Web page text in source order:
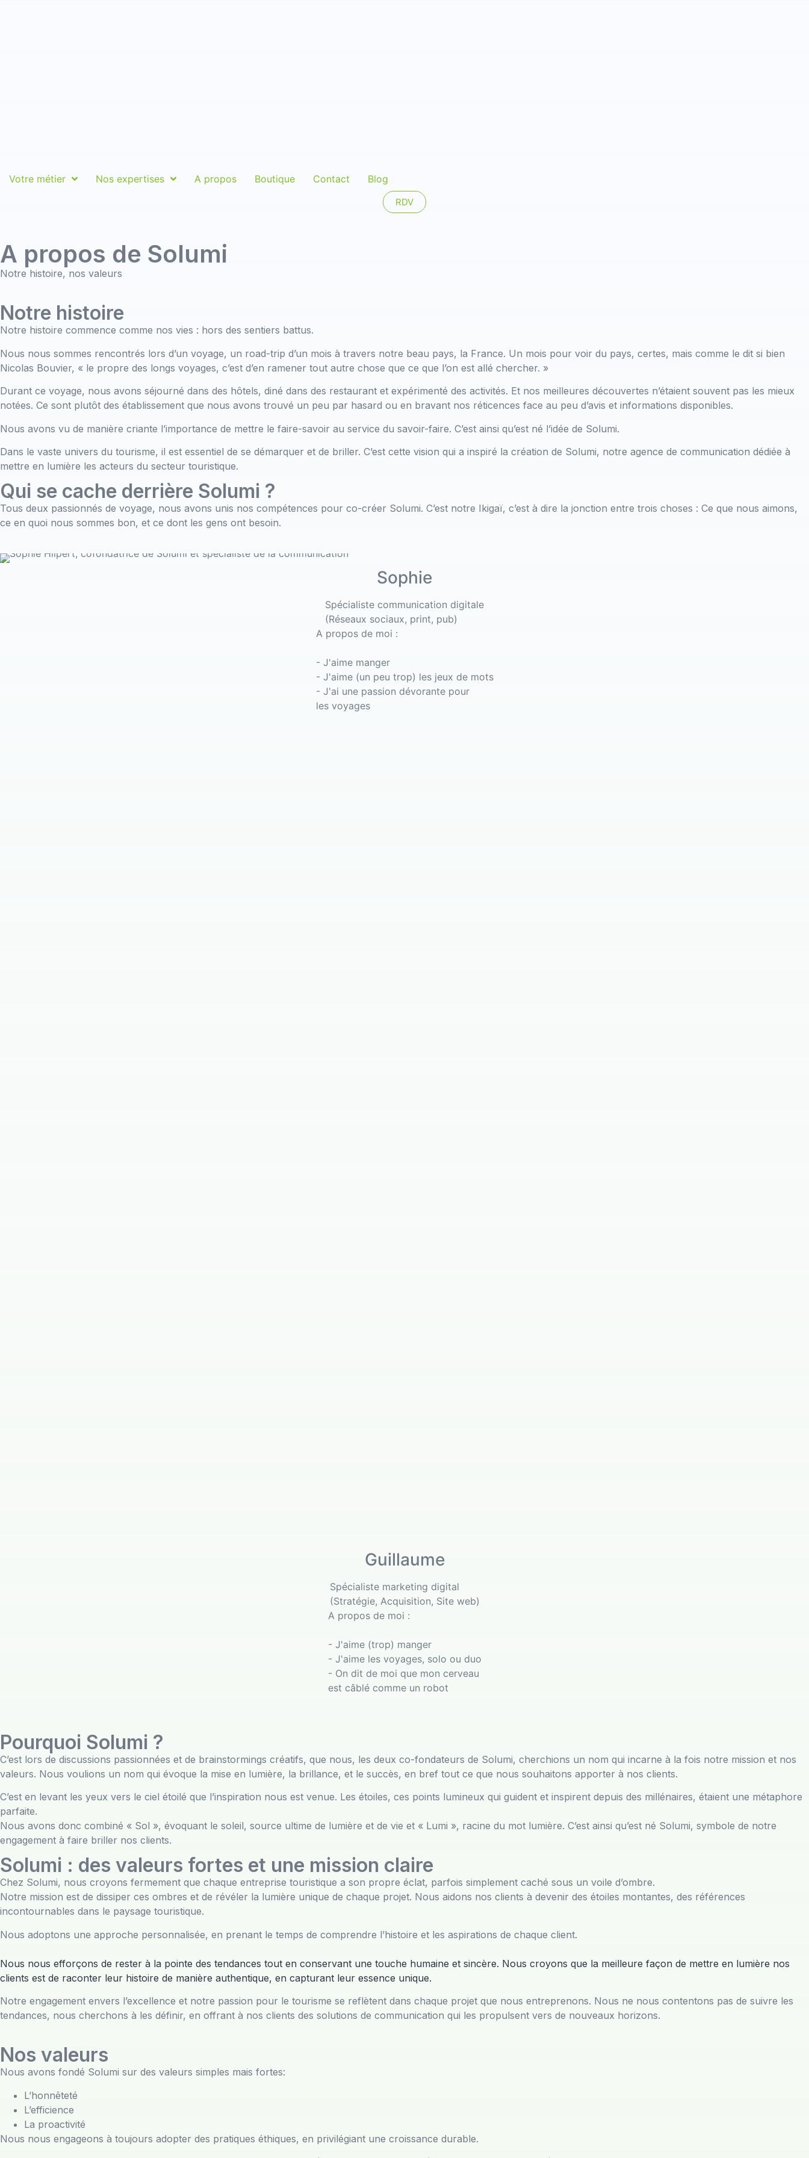
Votre métier Nos expertises A propos Boutique Contact Blog
RDV
A propos de Solumi
Notre histoire, nos valeurs
Notre histoire
Notre histoire commence comme nos vies : hors des sentiers battus.
Nous nous sommes rencontrés lors d’un voyage, un road-trip d’un mois à travers notre beau pays, la France. Un mois pour voir du pays, certes, mais comme le dit si bien
Nicolas Bouvier, « le propre des longs voyages, c’est d’en ramener tout autre chose que ce que l’on est allé chercher. »
Durant ce voyage, nous avons séjourné dans des hôtels, diné dans des restaurant et expérimenté des activités. Et nos meilleures découvertes n’étaient souvent pas les mieux
notées. Ce sont plutôt des établissement que nous avons trouvé un peu par hasard ou en bravant nos réticences face au peu d’avis et informations disponibles.
Nous avons vu de manière criante l’importance de mettre le faire-savoir au service du savoir-faire. C’est ainsi qu’est né l’idée de Solumi.
Dans le vaste univers du tourisme, il est essentiel de se démarquer et de briller. C’est cette vision qui a inspiré la création de Solumi, notre agence de communication dédiée à
mettre en lumière les acteurs du secteur touristique.
Qui se cache derrière Solumi ?
Tous deux passionnés de voyage, nous avons unis nos compétences pour co-créer Solumi. C’est notre Ikigaï, c’est à dire la jonction entre trois choses : Ce que nous aimons,
ce en quoi nous sommes bon, et ce dont les gens ont besoin.
Sophie
Spécialiste communication digitale
(Réseaux sociaux, print, pub)
A propos de moi :
- J'aime manger
- J'aime (un peu trop) les jeux de mots
- J'ai une passion dévorante pour
les voyages
Guillaume
Spécialiste marketing digital
(Stratégie, Acquisition, Site web)
A propos de moi :
- J'aime (trop) manger
- J'aime les voyages, solo ou duo
- On dit de moi que mon cerveau
est câblé comme un robot
Pourquoi Solumi ?
C’est lors de discussions passionnées et de brainstormings créatifs, que nous, les deux co-fondateurs de Solumi, cherchions un nom qui incarne à la fois notre mission et nos
valeurs. Nous voulions un nom qui évoque la mise en lumière, la brillance, et le succès, en bref tout ce que nous souhaitons apporter à nos clients.
C’est en levant les yeux vers le ciel étoilé que l’inspiration nous est venue. Les étoiles, ces points lumineux qui guident et inspirent depuis des millénaires, étaient une métaphore
parfaite.
Nous avons donc combiné « Sol », évoquant le soleil, source ultime de lumière et de vie et « Lumi », racine du mot lumière. C’est ainsi qu’est né Solumi, symbole de notre
engagement à faire briller nos clients.
Solumi : des valeurs fortes et une mission claire
Chez Solumi, nous croyons fermement que chaque entreprise touristique a son propre éclat, parfois simplement caché sous un voile d’ombre.
Notre mission est de dissiper ces ombres et de révéler la lumière unique de chaque projet. Nous aidons nos clients à devenir des étoiles montantes, des références
incontournables dans le paysage touristique.
Nous adoptons une approche personnalisée, en prenant le temps de comprendre l’histoire et les aspirations de chaque client.
Nous nous efforçons de rester à la pointe des tendances tout en conservant une touche humaine et sincère. Nous croyons que la meilleure façon de mettre en lumière nos
clients est de raconter leur histoire de manière authentique, en capturant leur essence unique.
Notre engagement envers l’excellence et notre passion pour le tourisme se reflètent dans chaque projet que nous entreprenons. Nous ne nous contentons pas de suivre les
tendances, nous cherchons à les définir, en offrant à nos clients des solutions de communication qui les propulsent vers de nouveaux horizons.
Nos valeurs
Nous avons fondé Solumi sur des valeurs simples mais fortes:
L’honnêteté
L’efficience
La proactivité
Nous nous engageons à toujours adopter des pratiques éthiques, en privilégiant une croissance durable.